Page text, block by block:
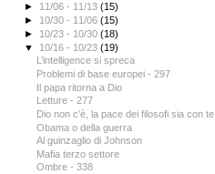
► 11/06 - 11/13(15)
► 10/30 - 11/06(15)
► 10/23 - 10/30(18)
▼ 10/16 - 10/23(19)
L’intelligence si spreca
Problemi di base europei - 297
Il papa ritorna a Dio
Letture - 277
Dio non c'è, la pace dei filosofi sia con te
Obama o della guerra
Al guinzaglio di Johnson
Mafia terzo settore
Ombre - 338